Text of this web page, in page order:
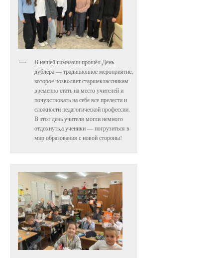
В нашей гимназии прошёл День
дублёра — традиционное мероприятие,
которое позволяет старшеклассникам
временно стать на место учителей и
почувствовать на себе все прелести и
сложности педагогической профессии.
В этот день учителя могли немного
отдохнуть,а ученики — погрузиться в
мир образования с новой стороны!